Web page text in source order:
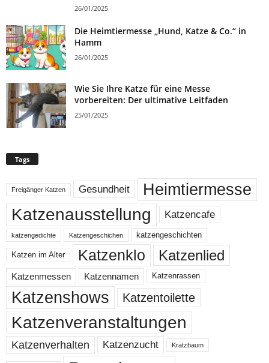
26/01/2025
Die Heimtiermesse „Hund, Katze & Co.“ in
Hamm
26/01/2025
Wie Sie Ihre Katze für eine Messe
vorbereiten: Der ultimative Leitfaden
25/01/2025
Tags
Freigänger Katzen Gesundheit Heimtiermesse
Katzenausstellung Katzencafe
katzengedichte Katzengeschichen katzengeschichten
Katzen im Alter Katzenklo Katzenlied
Katzenmessen Katzennamen Katzenrassen
Katzenshows Katzentoilette
Katzenveranstaltungen
Katzenverhalten Katzenzucht Kratzbaum